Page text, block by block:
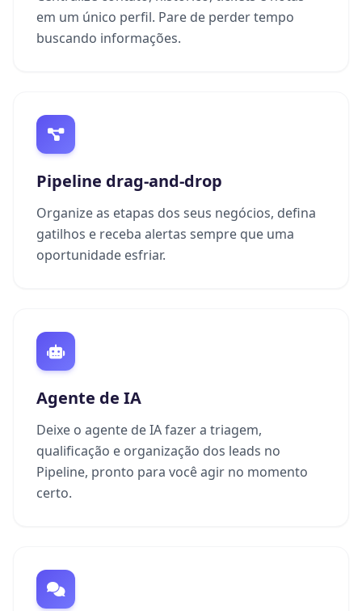
em um único perfil. Pare de perder tempo
buscando informações.
Pipeline drag-and-drop
Organize as etapas dos seus negócios, defina
gatilhos e receba alertas sempre que uma
oportunidade esfriar.
Agente de IA
Deixe o agente de IA fazer a triagem,
qualificação e organização dos leads no
Pipeline, pronto para você agir no momento
certo.